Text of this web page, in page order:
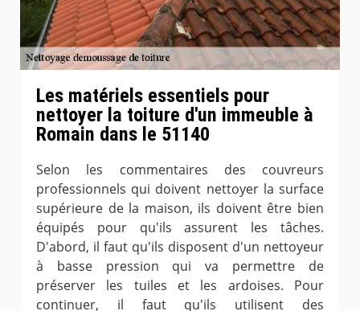
Les matériels essentiels pour
nettoyer la toiture d'un immeuble à
Romain dans le 51140
Selon les commentaires des couvreurs
professionnels qui doivent nettoyer la surface
supérieure de la maison, ils doivent être bien
équipés pour qu'ils assurent les tâches.
D'abord, il faut qu'ils disposent d'un nettoyeur
à basse pression qui va permettre de
préserver les tuiles et les ardoises. Pour
continuer, il faut qu'ils utilisent des